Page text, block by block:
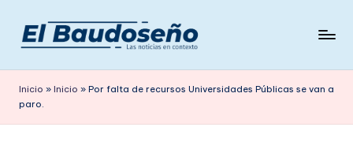
Saltar
contenido
e
ri
en
Inicio » Inicio » Por falta de recursos Universidades Públicas se van a
paro.